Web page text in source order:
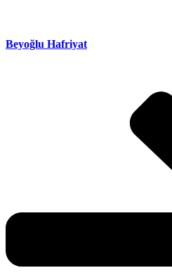
Beyoğlu Hafriyat